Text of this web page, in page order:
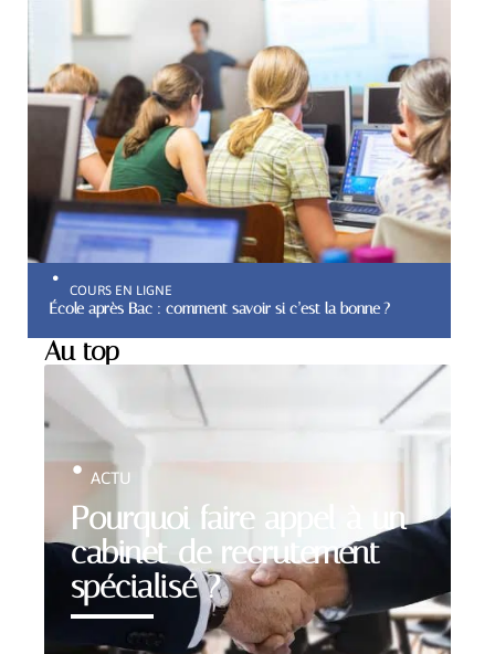
COURS EN LIGNE
École après Bac : comment savoir si c’est la bonne ?
Au top
Pourquoi faire appel à un
cabinet de recrutement
spécialisé ?
ACTU